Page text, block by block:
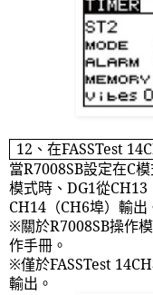
12 、在FASSTest
當R7008SB設定在C
模式時、 DG1從CH13
CH14 （CH6埠）輸出
※關於R7008SB操作
作手冊。
※僅於FASSTest 14CH
輸出。